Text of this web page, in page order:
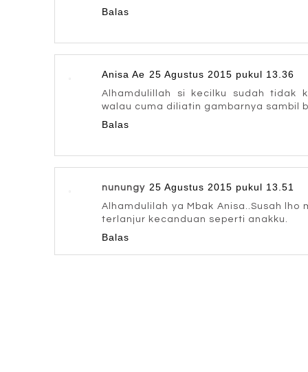
Balas
Anisa Ae 25 Agustus 2015 pukul 13.36
Alhamdulillah si kecilku sudah tidak
walau cuma diliatin gambarnya sambil
Balas
nunungy 25 Agustus 2015 pukul 13.51
Alhamdulilah ya Mbak Anisa..Susah
terlanjur kecanduan seperti anakku.
Balas